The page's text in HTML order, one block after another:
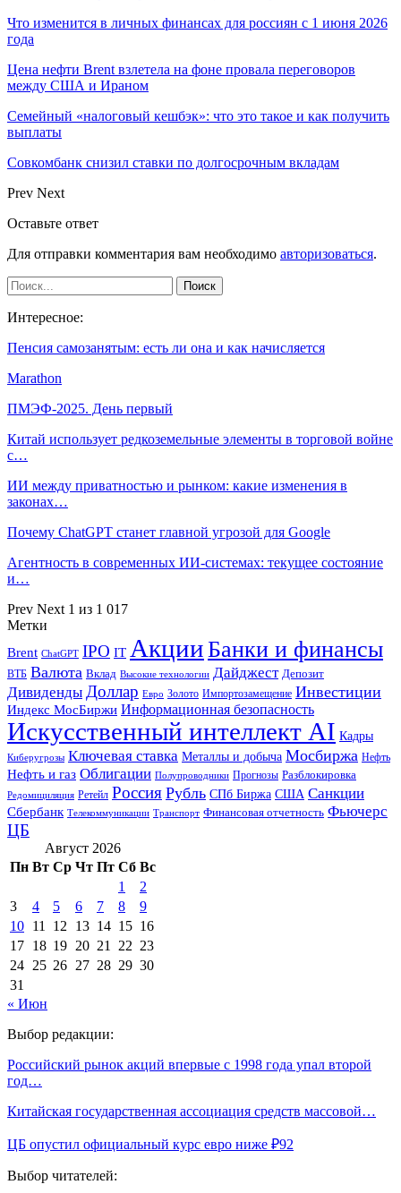
Что изменится в личных финансах для россиян с 1 июня 2026
года
Цена нефти Brent взлетела на фоне провала переговоров
между США и Ираном
Семейный «налоговый кешбэк»: что это такое и как получить
выплаты
Совкомбанк снизил ставки по долгосрочным вкладам
Prev Next
Оставьте ответ
Для отправки комментария вам необходимо авторизоваться.
Интересное:
Пенсия самозанятым: есть ли она и как начисляется
Marathon
ПМЭФ-2025. День первый
Китай использует редкоземельные элементы в торговой войне
с…
ИИ между приватностью и рынком: какие изменения в
законах…
Почему ChatGPT станет главной угрозой для Google
Агентность в современных ИИ-системах: текущее состояние
и…
Prev Next 1 из 1 017
Метки
Brent ChatGPT IPO IT Акции Банки и финансы
ВТБ Валюта Вклад Высокие технологии Дайджест Депозит
Дивиденды Доллар Евро Золото Импортозамещение Инвестиции
Индекс МосБиржи Информационная безопасность
Искусственный интеллект AI Кадры
Киберугрозы Ключевая ставка Металлы и добыча Мосбиржа Нефть
Нефть и газ Облигации Полупроводники Прогнозы Разблокировка
Редомициляция Ретейл Россия Рубль СПб Биржа США Санкции
Сбербанк Телекоммуникации Транспорт Финансовая отчетность Фьючерс
ЦБ
Август 2026
Пн Вт Ср Чт Пт Сб Вс
1
2
3
4 5 6 7 8
9
10 11 12 13 14 15 16
17 18 19 20 21 22 23
24 25 26 27 28 29 30
31
« Июн
Выбор редакции:
Российский рынок акций впервые с 1998 года упал второй
год…
Китайская государственная ассоциация средств массовой…
ЦБ опустил официальный курс евро ниже ₽92
Выбор читателей: